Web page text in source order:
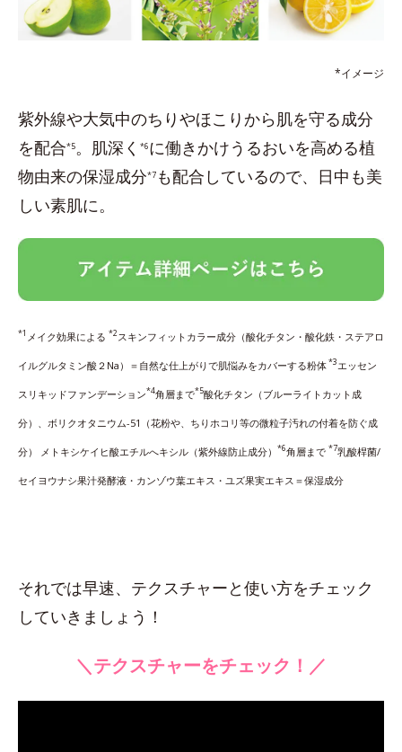
*イメージ
紫外線や大気中のちりやほこりから肌を守る成分
を配合*5。肌深く *6に働きかけうるおいを高める植
物由来の保湿成分*7 も配合しているので、日中も美
しい素肌に。
*1 メイク効果による *2スキンフィットカラー成分（酸化チタン・酸化鉄・ステアロ
イルグルタミン酸２Na）＝自然な仕上がりで肌悩みをカバーする粉体*3エッセン
スリキッドファンデーション*4角層まで*5酸化チタン（ブルーライトカット成
分）、ボリクオタニウム-51（花粉や、ちりホコリ等の微粒子汚れの付着を防ぐ成
分） メトキシケイヒ酸エチルへキシル（紫外線防止成分） *6角層まで *7乳酸桿菌/
セイヨウナシ果汁発酵液・カンゾウ葉エキス・ユズ果実エキス＝保湿成分
それでは早速、テクスチャーと使い方をチェック
していきましょう！
＼テクスチャーをチェック！／